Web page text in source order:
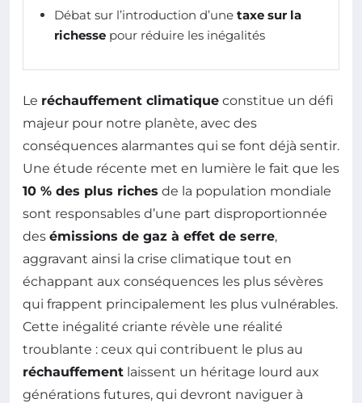
Débat sur l’introduction d’une taxe sur la
richesse pour réduire les inégalités
Le réchauffement climatique constitue un défi
majeur pour notre planète, avec des
conséquences alarmantes qui se font déjà sentir.
Une étude récente met en lumière le fait que les
10 % des plus riches de la population mondiale
sont responsables d’une part disproportionnée
des émissions de gaz à effet de serre,
aggravant ainsi la crise climatique tout en
échappant aux conséquences les plus sévères
qui frappent principalement les plus vulnérables.
Cette inégalité criante révèle une réalité
troublante : ceux qui contribuent le plus au
réchauffement laissent un héritage lourd aux
générations futures, qui devront naviguer à